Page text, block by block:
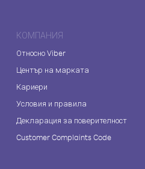
КОМПАНИЯ
Относно Viber
Център на марката
Кариери
Условия и правила
Декларация за поверителност
Customer Complaints Code